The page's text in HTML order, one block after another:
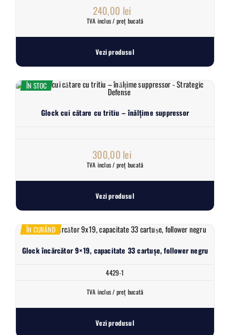
240,00 lei
TVA inclus / preț bucată
Vezi produsul
Glock cui cătare cu tritiu – înălțime suppressor
300,00 lei
ÎN STOC
TVA inclus / preț bucată
Vezi produsul
Glock încărcător 9×19, capacitate 33 cartușe, follower negru
4429-1
ÎN CURÂND
TVA inclus / preț bucată
Vezi produsul